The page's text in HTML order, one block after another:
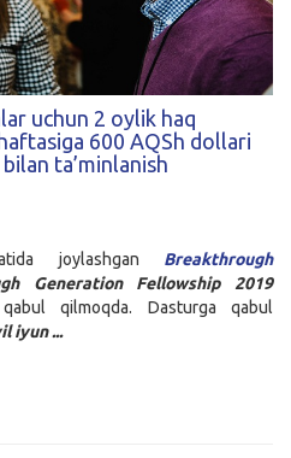
uchun 2 oylik haq
600 AQSh dollari
ta’minlanish
joylashgan Breakthrough
Generation Fellowship 2019
qilmoqda. Dasturga qabul
iyun ...